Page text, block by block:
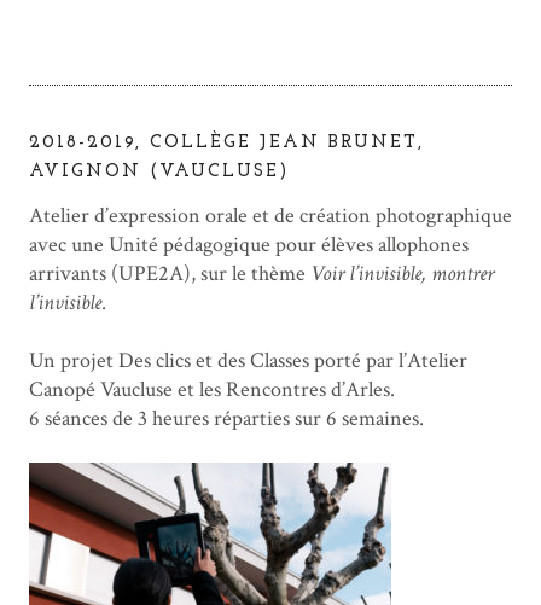
2018-2019, COLLÈGE JEAN BRUNET,
AVIGNON (VAUCLUSE)
Atelier d’expression orale et de création photographique
avec une Unité pédagogique pour élèves allophones
arrivants (UPE2A), sur le thème Voir l’invisible, montrer
l’invisible.
Un projet Des clics et des Classes porté par l’Atelier
Canopé Vaucluse et les Rencontres d’Arles.
6 séances de 3 heures réparties sur 6 semaines.